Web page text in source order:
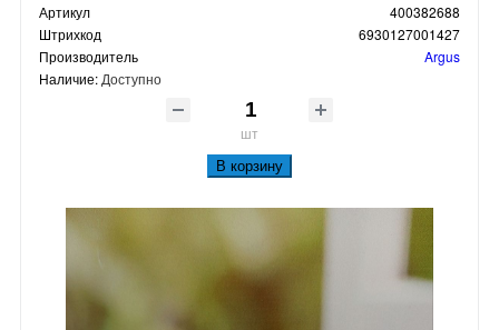
Артикул
400382688
Штрихкод
6930127001427
Производитель
Argus
Наличие: Доступно
шт
В корзину